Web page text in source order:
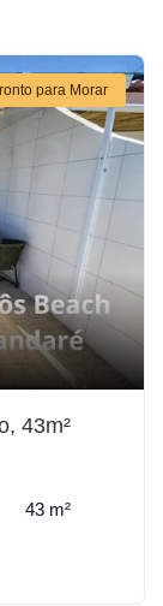
para Morar
43m²
43 m²